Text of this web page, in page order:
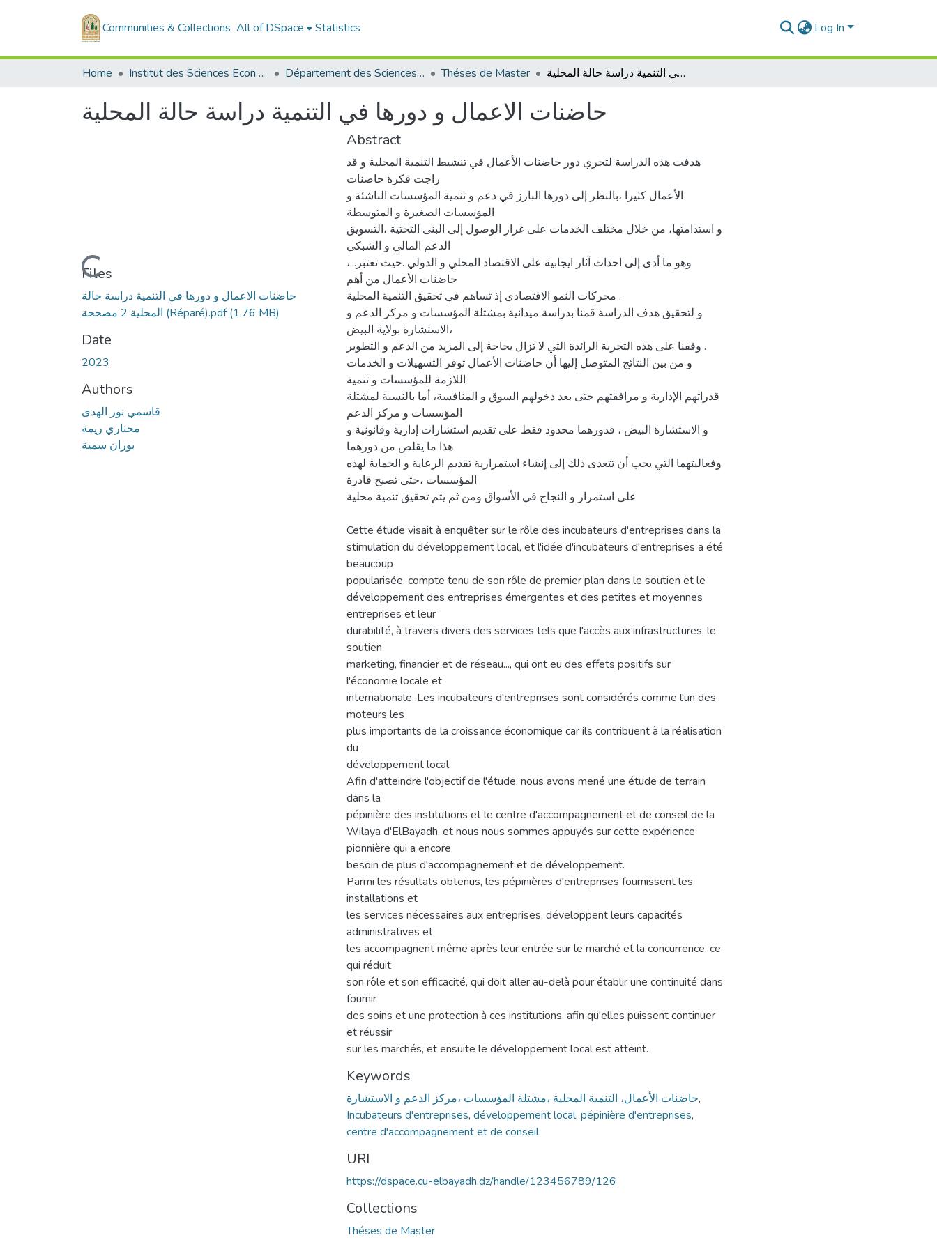
Communities & Collections All of DSpace Statistics Log In
Home Institut des Sciences Economiques, Commerciales et des Sciences de Gestion Département des Sciences de Gestion Théses de Master حاضنات الاعمال و دورها في التنمية دراسة حالة المحلية
حاضنات الاعمال و دورها في التنمية دراسة حالة المحلية
Loading...
Files
حاضنات الاعمال و دورها في التنمية دراسة حالة
المحلية 2 مصححة (Réparé).pdf(1.76 MB)
Date
2023
Authors
قاسمي نور الهدى
مختاري ريمة
بوران سمية
Abstract
هدفت هذه الدراسة لتحري دور حاضنات الأعمال في تنشيط التنمية المحلية و قد
راجت فكرة حاضنات
الأعمال كثيرا ،بالنظر إلى دورها البارز في دعم و تنمية المؤسسات الناشئة و
المؤسسات الصغيرة و المتوسطة
و استدامتها، من خلال مختلف الخدمات على غرار الوصول إلى البنى التحتية ،التسويق
الدعم المالي و الشبكي
،...وهو ما أدى إلى احداث آثار ايجابية على الاقتصاد المحلي و الدولي .حيث تعتبر
حاضنات الأعمال من أهم
محركات النمو الاقتصادي إذ تساهم في تحقيق التنمية المحلية .
و لتحقيق هدف الدراسة قمنا بدراسة ميدانية بمشتلة المؤسسات و مركز الدعم و
الاستشارة بولاية البيض،
وقفنا على هذه التجربة الرائدة التي لا تزال بحاجة إلى المزيد من الدعم و التطوير .
و من بين النتائج المتوصل إليها أن حاضنات الأعمال توفر التسهيلات و الخدمات
اللازمة للمؤسسات و تنمية
قدراتهم الإدارية و مرافقتهم حتى بعد دخولهم السوق و المنافسة، أما بالنسبة لمشتلة
المؤسسات و مركز الدعم
و الاستشارة البيض ، فدورهما محدود فقط على تقديم استشارات إدارية وقانونية و
هذا ما يقلص من دورهما
وفعاليتهما التي يجب أن تتعدى ذلك إلى إنشاء استمرارية تقديم الرعاية و الحماية لهذه
المؤسسات ،حتى تصبح قادرة
على استمرار و النجاح في الأسواق ومن ثم يتم تحقيق تنمية محلية
Cette étude visait à enquêter sur le rôle des incubateurs d'entreprises dans la
stimulation du développement local, et l'idée d'incubateurs d'entreprises a été
beaucoup
popularisée, compte tenu de son rôle de premier plan dans le soutien et le
développement des entreprises émergentes et des petites et moyennes
entreprises et leur
durabilité, à travers divers des services tels que l'accès aux infrastructures, le
soutien
marketing, financier et de réseau..., qui ont eu des effets positifs sur
l'économie locale et
internationale .Les incubateurs d'entreprises sont considérés comme l'un des
moteurs les
plus importants de la croissance économique car ils contribuent à la réalisation
du
développement local.
Afin d'atteindre l'objectif de l'étude, nous avons mené une étude de terrain
dans la
pépinière des institutions et le centre d'accompagnement et de conseil de la
Wilaya d'ElBayadh, et nous nous sommes appuyés sur cette expérience
pionnière qui a encore
besoin de plus d'accompagnement et de développement.
Parmi les résultats obtenus, les pépinières d'entreprises fournissent les
installations et
les services nécessaires aux entreprises, développent leurs capacités
administratives et
les accompagnent même après leur entrée sur le marché et la concurrence, ce
qui réduit
son rôle et son efficacité, qui doit aller au-delà pour établir une continuité dans
fournir
des soins et une protection à ces institutions, afin qu'elles puissent continuer
et réussir
sur les marchés, et ensuite le développement local est atteint.
Keywords
حاضنات الأعمال، التنمية المحلية ،مشتلة المؤسسات ،مركز الدعم و الاستشارة,
Incubateurs d'entreprises, développement local, pépinière d'entreprises,
centre d'accompagnement et de conseil.
URI
https://dspace.cu-elbayadh.dz/handle/123456789/126
Collections
Théses de Master